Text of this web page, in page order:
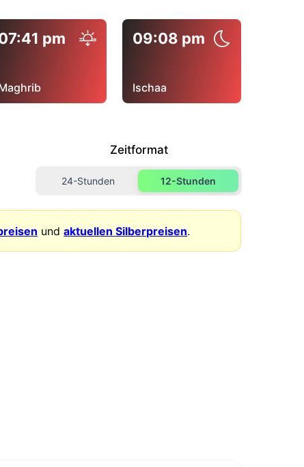
pm 09:08 pm
Ischaa
Zeitformat
24-Stunden 12-Stunden
undaktuellen Silberpreisen.